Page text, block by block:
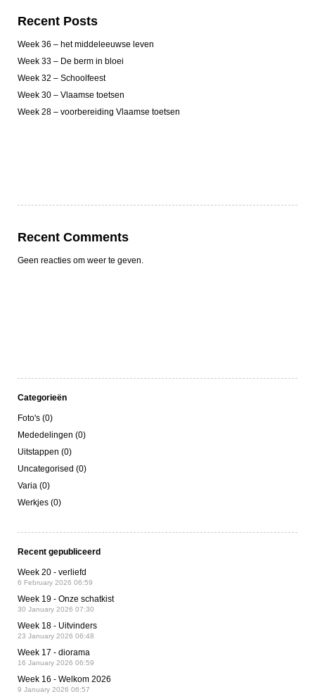
Recent Posts
Week 36 – het middeleeuwse leven
Week 33 – De berm in bloei
Week 32 – Schoolfeest
Week 30 – Vlaamse toetsen
Week 28 – voorbereiding Vlaamse toetsen
Recent Comments
Geen reacties om weer te geven.
Categorieën
Foto's (0)
Mededelingen (0)
Uitstappen (0)
Uncategorised (0)
Varia (0)
Werkjes (0)
Recent gepubliceerd
Week 20 - verliefd
6 February 2026 06:59
Week 19 - Onze schatkist
30 January 2026 07:30
Week 18 - Uitvinders
23 January 2026 06:48
Week 17 - diorama
16 January 2026 06:59
Week 16 - Welkom 2026
9 January 2026 06:57